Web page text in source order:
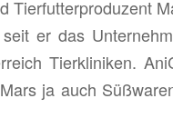
Tier­fut­ter­pro­du­zent
er das
Tier­kli­ni­ken.
ja auch